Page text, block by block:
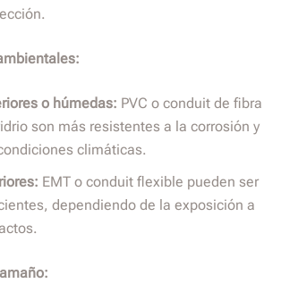
o húmedas: PVC o conduit de fibra
son más resistentes a la corrosión y
climáticas.
EMT o conduit flexible pueden ser
dependiendo de la exposición a